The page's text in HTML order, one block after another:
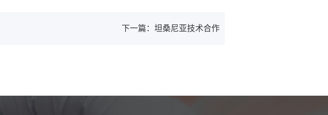
下一篇：坦桑尼亚技术合作